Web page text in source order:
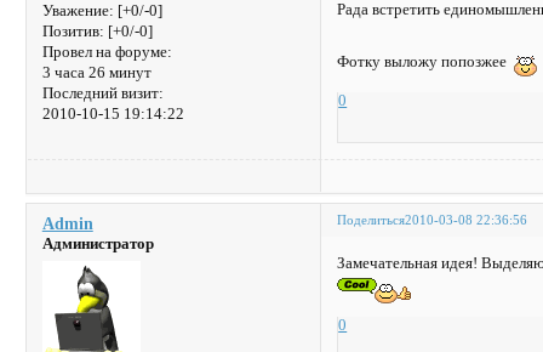
Уважение: [+0/-0]
Позитив: [+0/-0]
Провел на форуме:
3 часа 26 минут
Последний визит:
2010-10-15 19:14:22
Рада встретить
Фотку выложу попозжее
0
Поделиться2010-03-08 22:36:56
Admin
Администратор
Замечательная идея!
0